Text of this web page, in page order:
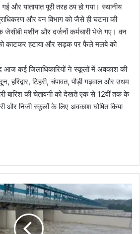
और यातायात पूरी तरह ठप हो गया। स्थानीय
और वन विभाग को जैसे ही घटना की
जेसीबी मशीन और दर्जनों कर्मचारी भेजे गए। वन
काटकर हटाया और सड़क पर फैले मलबे को
आज कई जिलाधिकारियों ने स्कूलों में अवकाश की
हरिद्वार, टिहरी, चंपावत, पौड़ी गढ़वाल और उधम
बारिश की चेतावनी को देखते एक से 12वीं तक के
और निजी स्कूलों के लिए अवकाश घोषित किया